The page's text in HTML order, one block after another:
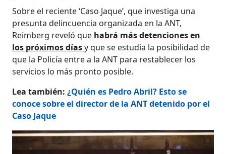
Sobre el reciente ‘Caso Jaque’, que investiga una
presunta delincuencia organizada en la ANT,
Reimberg reveló que habrá más detenciones en
los próximos díasy que se estudia la posibilidad de
que la Policía entre a la ANT para restablecer los
servicios lo más pronto posible.
Lea también:¿Quién es Pedro Abril? Esto se
conoce sobre el director de la ANT detenido por el
Caso Jaque